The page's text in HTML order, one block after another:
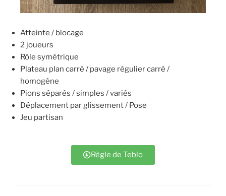
Atteinte / blocage
2 joueurs
Rôle symétrique
Plateau plan carré / pavage régulier carré /
homogène
Pions séparés / simples / variés
Déplacement par glissement / Pose
Jeu partisan
Règle de Teblo